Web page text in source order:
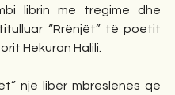
librin me tregime dhe
“Rrënjët” të poetit
Hekuran Halili.
një libër mbreslënës që